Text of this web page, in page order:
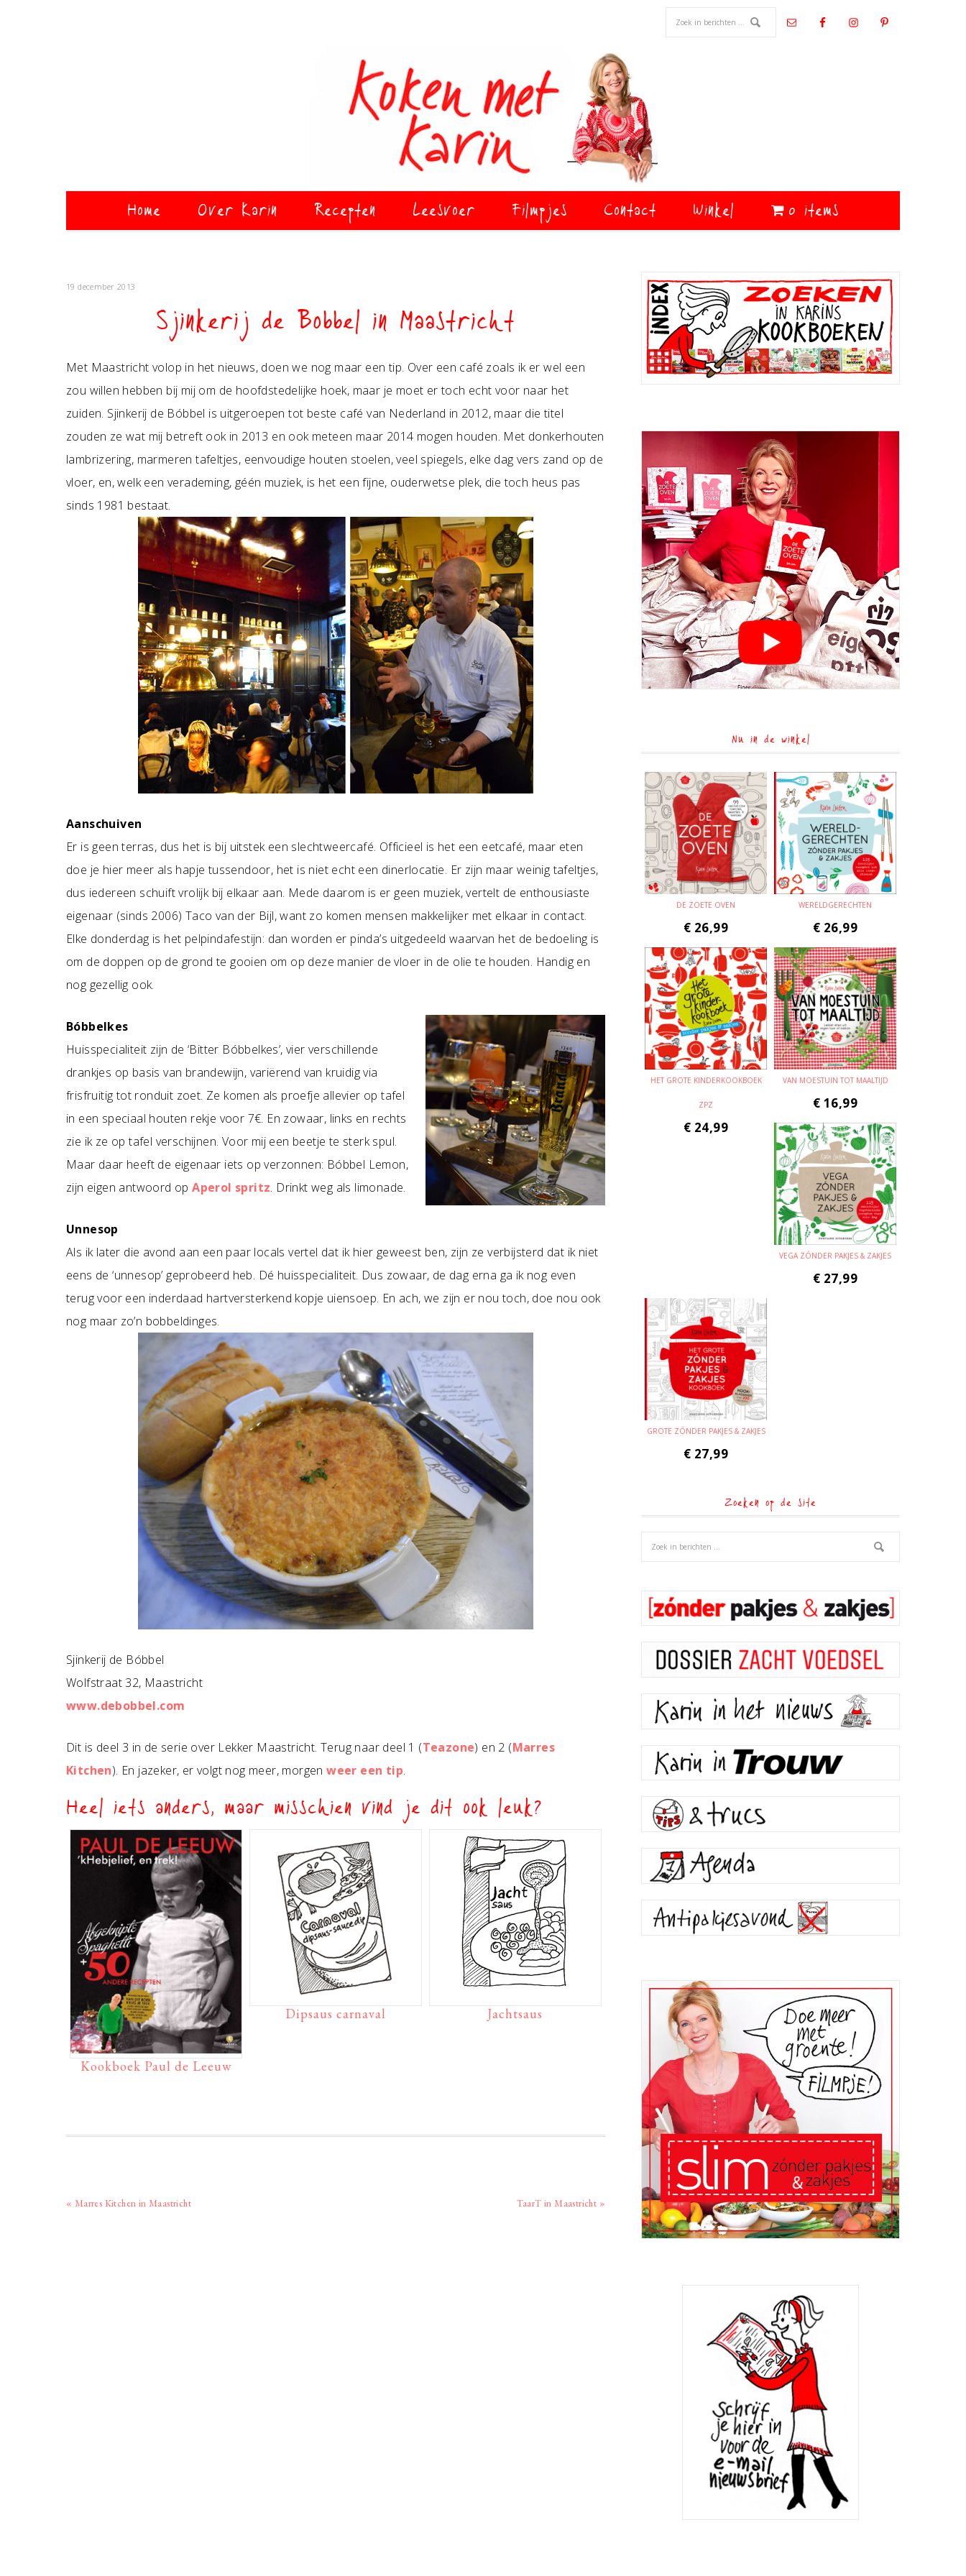
Home Over Karin Recepten Leesvoer Filmpjes Contact Winkel 0 items
19 december 2013
Sjinkerij de Bobbel in Maastricht
Met Maastricht volop in het nieuws, doen we nog maar een tip. Over een café zoals ik er wel een
zou willen hebben bij mij om de hoofdstedelijke hoek, maar je moet er toch echt voor naar het
zuiden. Sjinkerij de Bóbbel is uitgeroepen tot beste café van Nederland in 2012, maar die titel
zouden ze wat mij betreft ook in 2013 en ook meteen maar 2014 mogen houden. Met donkerhouten
lambrizering, marmeren tafeltjes, eenvoudige houten stoelen, veel spiegels, elke dag vers zand op de
vloer, en, welk een verademing, géén muziek, is het een fijne, ouderwetse plek, die toch heus pas
sinds 1981 bestaat.
Aanschuiven
Er is geen terras, dus het is bij uitstek een slechtweercafé. Officieel is het een eetcafé, maar eten
doe je hier meer als hapje tussendoor, het is niet echt een dinerlocatie. Er zijn maar weinig tafeltjes,
dus iedereen schuift vrolijk bij elkaar aan. Mede daarom is er geen muziek, vertelt de enthousiaste
eigenaar (sinds 2006) Taco van der Bijl, want zo komen mensen makkelijker met elkaar in contact.
Elke donderdag is het pelpindafestijn: dan worden er pinda’s uitgedeeld waarvan het de bedoeling is
om de doppen op de grond te gooien om op deze manier de vloer in de olie te houden. Handig en
nog gezellig ook.
Bóbbelkes
Huisspecialiteit zijn de ‘Bitter Bóbbelkes’, vier verschillende
drankjes op basis van brandewijn, variërend van kruidig via
frisfruitig tot ronduit zoet. Ze komen als proefje allevier op tafel
in een speciaal houten rekje voor 7€. En zowaar, links en rechts
zie ik ze op tafel verschijnen. Voor mij een beetje te sterk spul.
Maar daar heeft de eigenaar iets op verzonnen: Bóbbel Lemon,
zijn eigen antwoord opAperol spritz. Drinkt weg als limonade.
Unnesop
Als ik later die avond aan een paar locals vertel dat ik hier geweest ben, zijn ze verbijsterd dat ik niet
eens de ‘unnesop’ geprobeerd heb. Dé huisspecialiteit. Dus zowaar, de dag erna ga ik nog even
terug voor een inderdaad hartversterkend kopje uiensoep. En ach, we zijn er nou toch, doe nou ook
nog maar zo’n bobbeldinges.
Sjinkerij de Bóbbel
Wolfstraat 32, Maastricht
www.debobbel.com
Dit is deel 3 in de serie over Lekker Maastricht. Terug naar deel 1 (Teazone) en 2 (Marres
Kitchen). En jazeker, er volgt nog meer, morgenweer een tip.
Heel iets anders, maar misschien vind je dit ook leuk?
Kookboek Paul de Leeuw
Dipsaus carnaval Jachtsaus
Vorig
« Marres Kitchen in Maastricht
Volgend
TaarT in Maastricht »
Primaire
Sidebar
Nu in de winkel
DE ZOETE OVEN
€ 26,99
WERELDGERECHTEN
€ 26,99
HET GROTE KINDERKOOKBOEK
ZPZ
€ 24,99
VAN MOESTUIN TOT MAALTIJD
€ 16,99
VEGA ZÓNDER PAKJES & ZAKJES
€ 27,99
GROTE ZÓNDER PAKJES & ZAKJES
€ 27,99
Zoeken op de site